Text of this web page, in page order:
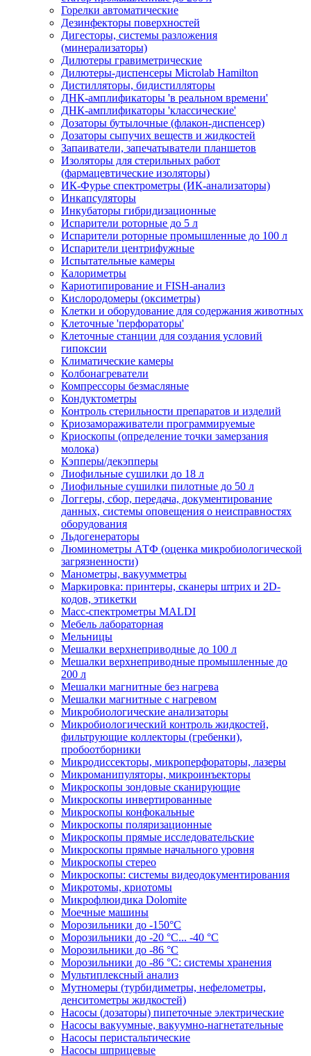
Горелки автоматические
Дезинфекторы поверхностей
Дигесторы, системы разложения
(минерализаторы)
Дилютеры гравиметрические
Дилютеры-диспенсеры Microlab Hamilton
Дистилляторы, бидистилляторы
ДНК-амплификаторы 'в реальном времени'
ДНК-амплификаторы 'классические'
Дозаторы бутылочные (флакон-диспенсер)
Дозаторы сыпучих веществ и жидкостей
Запаиватели, запечатыватели планшетов
Изоляторы для стерильных работ
(фармацевтические изоляторы)
ИК-Фурье спектрометры (ИК-анализаторы)
Инкапсуляторы
Инкубаторы гибридизационные
Испарители роторные до 5 л
Испарители роторные промышленные до 100 л
Испарители центрифужные
Испытательные камеры
Калориметры
Кариотипирование и FISH-анализ
Кислородомеры (оксиметры)
Клетки и оборудование для содержания животных
Клеточные 'перфораторы'
Клеточные станции для создания условий
гипоксии
Климатические камеры
Колбонагреватели
Компрессоры безмасляные
Кондуктометры
Контроль стерильности препаратов и изделий
Криозамораживатели программируемые
Криоскопы (определение точки замерзания
молока)
Кэпперы/декэпперы
Лиофильные сушилки до 18 л
Лиофильные сушилки пилотные до 50 л
Логгеры, сбор, передача, документирование
данных, системы оповещения о неисправностях
оборудования
Льдогенераторы
Люминометры АТФ (оценка микробиологической
загрязненности)
Манометры, вакуумметры
Маркировка: принтеры, сканеры штрих и 2D-
кодов, этикетки
Масс-спектрометры MALDI
Мебель лабораторная
Мельницы
Мешалки верхнеприводные до 100 л
Мешалки верхнеприводные промышленные до
200 л
Мешалки магнитные без нагрева
Мешалки магнитные с нагревом
Микробиологические анализаторы
Микробиологический контроль жидкостей,
фильтрующие коллекторы (гребенки),
пробоотборники
Микродиссекторы, микроперфораторы, лазеры
Микроманипуляторы, микроинъекторы
Микроскопы зондовые сканирующие
Микроскопы инвертированные
Микроскопы конфокальные
Микроскопы поляризационные
Микроскопы прямые исследовательские
Микроскопы прямые начального уровня
Микроскопы стерео
Микроскопы: системы видеодокументирования
Микротомы, криотомы
Микрофлюидика Dolomite
Моечные машины
Морозильники до -150°С
Морозильники до -20 °C... -40 °C
Морозильники до -86 °C
Морозильники до -86 °C: системы хранения
Мультиплексный анализ
Мутномеры (турбидиметры, нефелометры,
денситометры жидкостей)
Насосы (дозаторы) пипеточные электрические
Насосы вакуумные, вакуумно-нагнетательные
Насосы перистальтические
Насосы шприцевые